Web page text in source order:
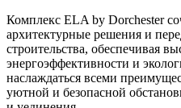
Комплекс ELA by Dorchester
архитектурные решения и
строительства, обеспечивая
энергоэффективности и
наслаждаться всеми
уютной и безопасной